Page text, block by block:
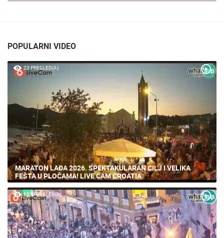
POPULARNI VIDEO
23 PREGLED(A)
MARATON LAĐA 2026. SPEKTAKULARAN CILJ I VELIKA
FEŠTA U PLOČAMA! LIVE CAM CROATIA
109 PREGLED(A)